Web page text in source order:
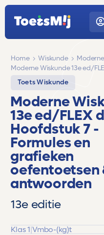
Home Wiskunde
Moderne Wiskunde 13e ed/
Toets Wiskunde
Moderne
13e ed/FLEX
Hoofdstuk 7 -
Formules en
grafieken
oefentoetsen
antwoorden
13e editie
Klas 1|Vmbo-(kg)t